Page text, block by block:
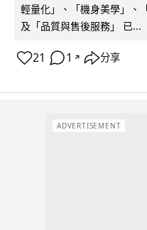
輕量化」、「機身美學」、
及「品質與售後服務」 已...
21 1 ↗ 分享
ADVERTISEMENT